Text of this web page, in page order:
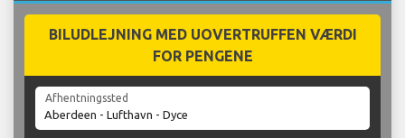
BILUDLEJNING MED UOVERTRUFFEN VÆRDI
FOR PENGENE
Afhentningssted